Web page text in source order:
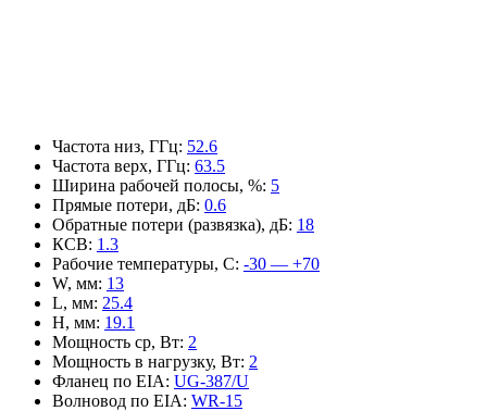
Частота низ, ГГц: 52.6
Частота верх, ГГц: 63.5
Ширина рабочей полосы, %: 5
Прямые потери, дБ: 0.6
Обратные потери (развязка), дБ: 18
КСВ: 1.3
Рабочие температуры, С: -30 — +70
W, мм: 13
L, мм: 25.4
H, мм: 19.1
Мощность ср, Вт: 2
Мощность в нагрузку, Вт: 2
Фланец по EIA: UG-387/U
Волновод по EIA: WR-15